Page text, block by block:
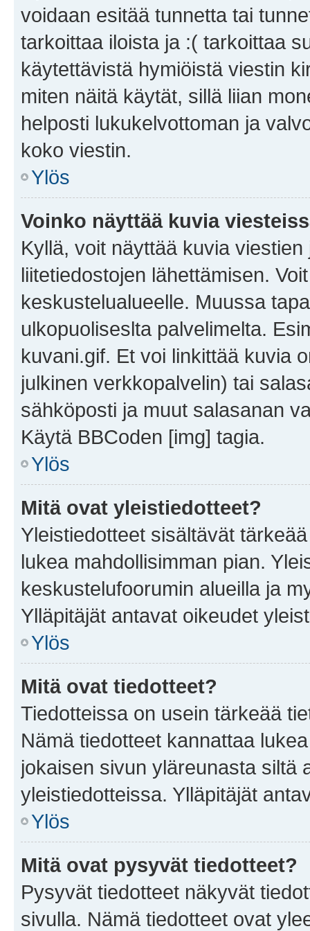
voidaan esitää tunnetta tai
tarkoittaa iloista ja :( tarkoittaa
käytettävistä hymiöistä viestin
miten näitä käytät, sillä liian
helposti lukukelvottoman ja
koko viestin.
Ylös
Voinko näyttää kuvia
Kyllä, voit näyttää kuvia
liitetiedostojen lähettämisen.
keskustelualueelle. Muussa
ulkopuoliseslta palvelimelta.
kuvani.gif. Et voi linkittää kuvia
julkinen verkkopalvelin) tai
sähköposti ja muut salasanan
Käytä BBCoden [img] tagia.
Ylös
Mitä ovat yleistiedotteet?
Yleistiedotteet sisältävät
lukea mahdollisimman pian.
keskustelufoorumin alueilla ja
Ylläpitäjät antavat oikeudet
Ylös
Mitä ovat tiedotteet?
Tiedotteissa on usein tärkeää
Nämä tiedotteet kannattaa
jokaisen sivun yläreunasta siltä
yleistiedotteissa. Ylläpitäjät
Ylös
Mitä ovat pysyvät tiedotteet?
Pysyvät tiedotteet näkyvät
sivulla. Nämä tiedotteet ovat